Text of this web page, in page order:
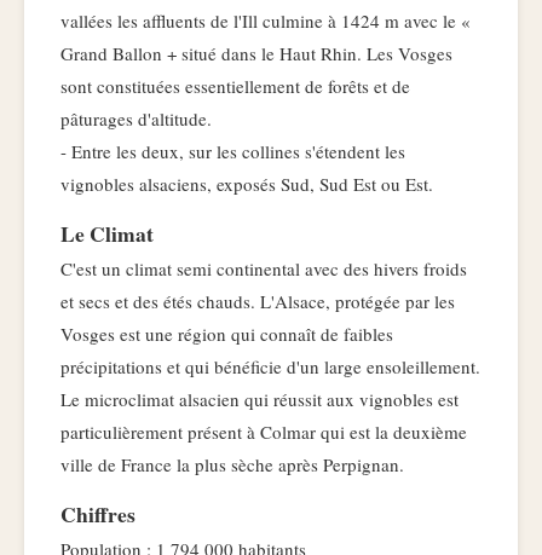
vallées les affluents de l'Ill culmine à 1424 m avec le «
Grand Ballon + situé dans le Haut Rhin. Les Vosges
sont constituées essentiellement de forêts et de
pâturages d'altitude.
- Entre les deux, sur les collines s'étendent les
vignobles alsaciens, exposés Sud, Sud Est ou Est.
Le Climat
C'est un climat semi continental avec des hivers froids
et secs et des étés chauds. L'Alsace, protégée par les
Vosges est une région qui connaît de faibles
précipitations et qui bénéficie d'un large ensoleillement.
Le microclimat alsacien qui réussit aux vignobles est
particulièrement présent à Colmar qui est la deuxième
ville de France la plus sèche après Perpignan.
Chiffres
Population : 1 794 000 habitants